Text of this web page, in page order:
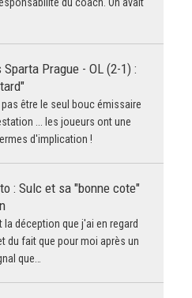
Prague - OL (2-1) :
être le seul bouc émissaire
... les joueurs ont une
d'implication !
: Sulc et sa "bonne cote"
déception que j'ai en regard
du fait que pour moi après un
que…